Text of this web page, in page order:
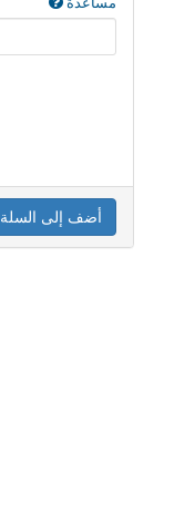
أضف إلى السلة